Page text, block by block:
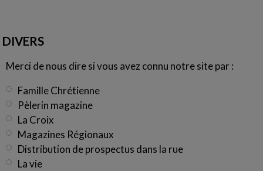
DIVERS
Merci de nous dire si vous avez connu notre site par :
Famille Chrétienne
Pèlerin magazine
La Croix
Magazines Régionaux
Distribution de prospectus dans la rue
La vie